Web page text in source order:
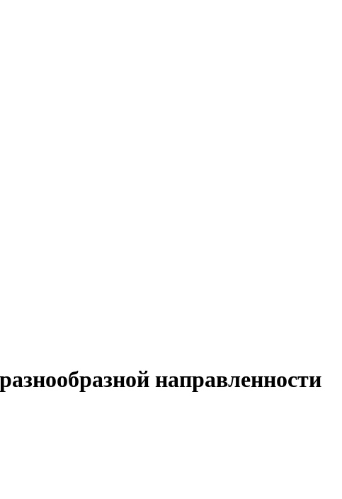
направленности